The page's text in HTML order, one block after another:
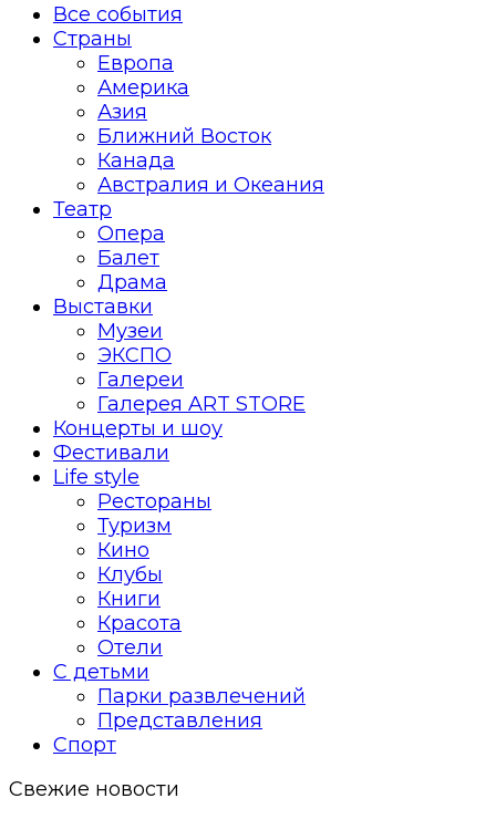
Все события
Страны
Европа
Америка
Азия
Ближний Восток
Канада
Австралия и Океания
Театр
Опера
Балет
Драма
Выставки
Музеи
ЭКСПО
Галереи
Галерея ART STORE
Концерты и шоу
Фестивали
Life style
Рестораны
Туризм
Кино
Клубы
Книги
Красота
Отели
С детьми
Парки развлечений
Представления
Спорт
Свежие новости